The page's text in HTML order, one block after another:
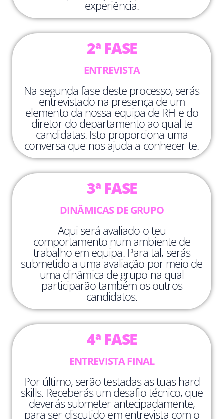
experiência.
2ª FASE
ENTREVISTA
Na segunda fase deste processo, serás
entrevistado na presença de um
elemento da nossa equipa de RH e do
diretor do departamento ao qual te
candidatas. Isto proporciona uma
conversa que nos ajuda a conhecer-te.
3ª FASE
DINÂMICAS DE GRUPO
Aqui será avaliado o teu
comportamento num ambiente de
trabalho em equipa. Para tal, serás
submetido a uma avaliação por meio de
uma dinâmica de grupo na qual
participarão também os outros
candidatos.
4ª FASE
ENTREVISTA FINAL
Por último, serão testadas as tuas hard
skills. Receberás um desafio técnico, que
deverás submeter antecipadamente,
para ser discutido em entrevista com o